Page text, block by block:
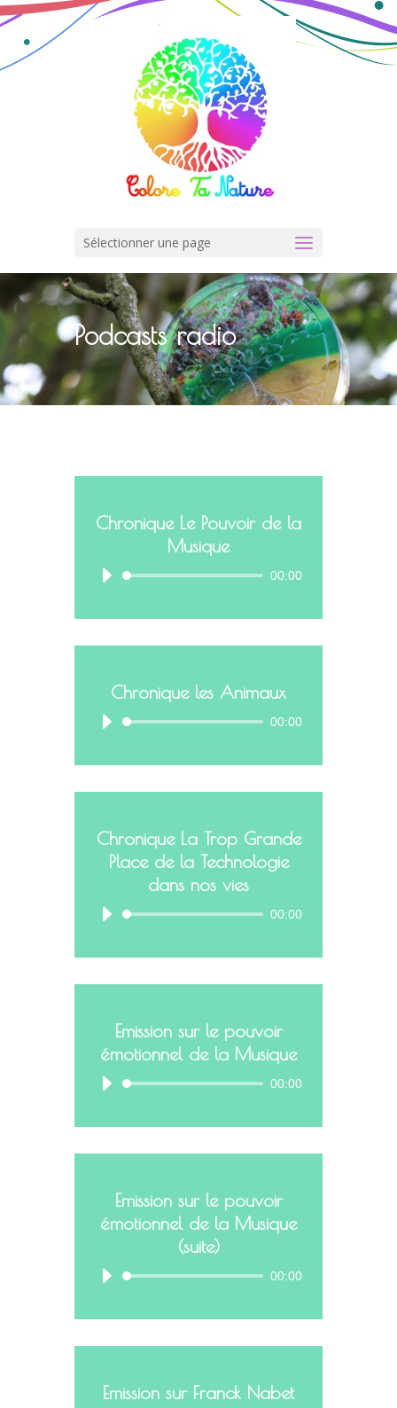
Sélectionner une page
Podcasts radio
Chronique Le Pouvoir de la
Musique
00:00
Chronique les Animaux
00:00
Chronique La Trop Grande
Place de la Technologie
dans nos vies
00:00
Emission sur le pouvoir
émotionnel de la Musique
00:00
Emission sur le pouvoir
émotionnel de la Musique
(suite)
00:00
Emission sur Franck Nabet